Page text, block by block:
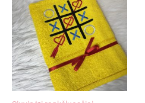
through
33,00 €